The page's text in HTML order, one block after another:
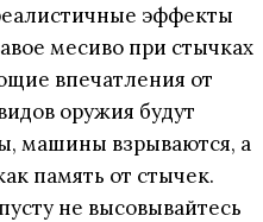
эффекты
месиво при стычках
впечатления от
оружия будут
машины взрываются, а
память от стычек.
не высовывайтесь